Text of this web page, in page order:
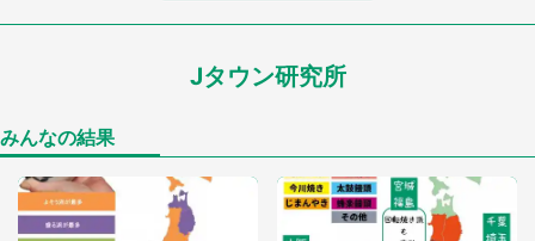
「孫にあげると思って、あなたにこれをあげる」
「ゾワゾワする」「本当に気持ち悪い」 道端でバ
グっちゃってた〝野生の野菜〟に6.5万人戦慄
Jタウン研究所
みんなの結果